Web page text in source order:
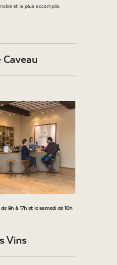
et la plus accomplie.
9h à 17h et le samedi de 10h
Vins